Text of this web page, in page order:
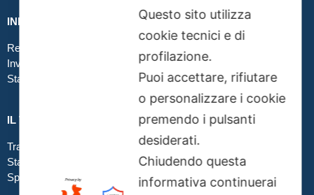
INFO GRAFICA
Realizzare file corretti
Inviare file grafici
Stampa in tessuto
IL TUO ORDINE
Traccia la tua spedizione
Stato del tuo ordine
Spedizioni
Questo sito utilizza
cookie tecnici e di
profilazione.
Puoi accettare, rifiutare
o personalizzare i cookie
premendo i pulsanti
desiderati.
Chiudendo questa
informativa continuerai